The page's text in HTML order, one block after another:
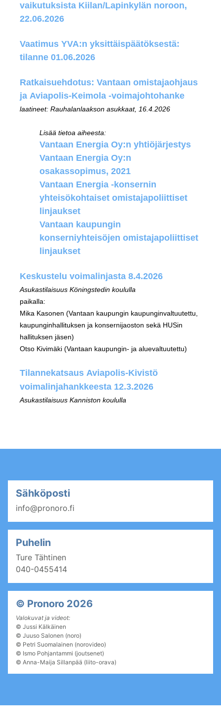
vaikutuksista Kiilan/Lapinkylän noroon,
22.06.2026
Vaatimus YVA:n yksittäispäätöksestä:
tilanne 01.06.2026
Ratkaisuehdotus: Vantaan omistajaohjaus
ja Aviapolis-Keimola -voimajohtohanke
laatineet: Rauhalanlaakson asukkaat, 16.4.2026
Lisää tietoa aiheesta:
Vantaan Energia Oy:n yhtiöjärjestys
Vantaan Energia Oy:n
osakassopimus, 2021
Vantaan Energia -konsernin
yhteisökohtaiset omistajapoliittiset
linjaukset
Vantaan kaupungin
konserniyhteisöjen omistajapoliittiset
linjaukset
Keskustelu voimalinjasta 8.4.2026
Asukastilaisuus Köningstedin koululla
paikalla:
Mika Kasonen (Vantaan kaupungin kaupunginvaltuutettu,
kaupunginhallituksen ja konsernijaoston sekä HUSin
hallituksen jäsen)
Otso Kivimäki (Vantaan kaupungin- ja aluevaltuutettu)
Tilannekatsaus Aviapolis-Kivistö
voimalinjahankkeesta 12.3.2026
Asukastilaisuus Kanniston koululla
Sähköposti
info@pronoro.fi
Puhelin
Ture Tähtinen
040-0455414
© Pronoro 2026
Valokuvat ja videot:
© Jussi Kälkäinen
© Juuso Salonen (noro)
© Petri Suomalainen (norovideo)
© Ismo Pohjantammi (joutsenet)
© Anna-Maija Sillanpää (liito-orava)